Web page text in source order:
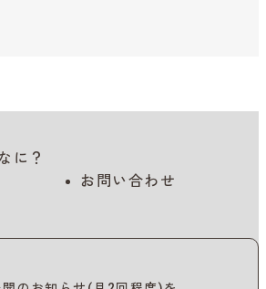
に？
お問い合わせ